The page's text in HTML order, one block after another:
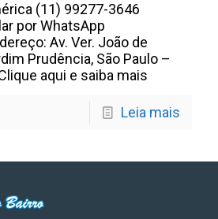
(11) 99277-3646
por WhatsApp
Av. Ver. João de
Prudência, São Paulo –
aqui e saiba mais
Leia mais